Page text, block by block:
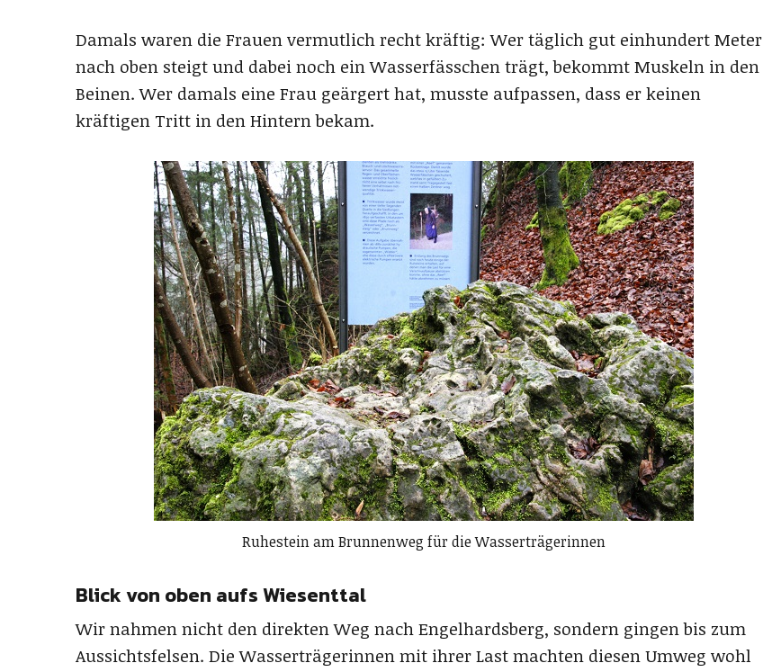
Damals waren die Frauen vermutlich recht kräftig: Wer täglich gut einhundert Meter
nach oben steigt und dabei noch ein Wasserfässchen trägt, bekommt Muskeln in den
Beinen. Wer damals eine Frau geärgert hat, musste aufpassen, dass er keinen
kräftigen Tritt in den Hintern bekam.
Ruhestein am Brunnenweg für die Wasserträgerinnen
Blick von oben aufs Wiesenttal
Wir nahmen nicht den direkten Weg nach Engelhardsberg, sondern gingen bis zum
Aussichtsfelsen. Die Wasserträgerinnen mit ihrer Last machten diesen Umweg wohl